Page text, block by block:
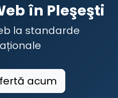
în Pleşeşti
la standarde
acum